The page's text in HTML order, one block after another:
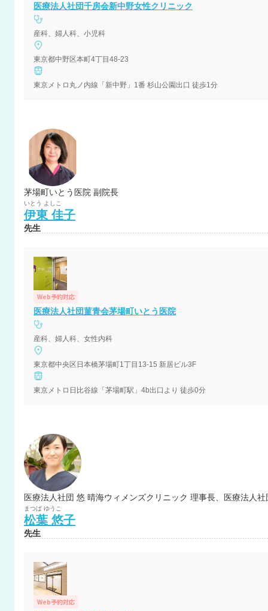
医療法人社団千房会新中野女性クリニック
産科、婦人科、小児科
東京都中野区本町4丁目48-23
東京メトロ丸ノ内線「新中野」1番 杉山公園出口 徒歩1分
茅場町いとう医院 副院長
いとう よしこ
伊東 佳子
先生
Web予約対応
医療法人社団菫青会茅場町いとう医院
産科、婦人科、女性内科
東京都中央区日本橋茅場町1丁目13-15 新居ビル3F
東京メトロ日比谷線「茅場町駅」4b出口より 徒歩0分
まつば ゆうこ
松葉 悠子
先生
Web予約対応